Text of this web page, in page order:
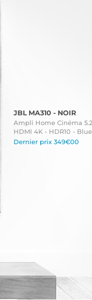
JBL MA310 - NOIR
Ampli Home Cinéma
HDMI 4K - HDR10 -
Dernier prix 349€00